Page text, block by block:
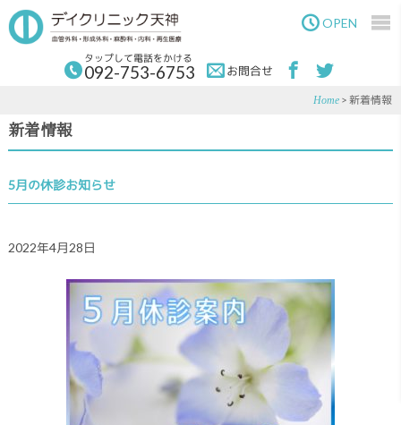
to
main
content
to
primary
sidebar
タップして電話をかける
092-753-6753 お問合せ
OPEN
Home > 新着情報
新着情報
5月の休診お知らせ
2022年4月28日